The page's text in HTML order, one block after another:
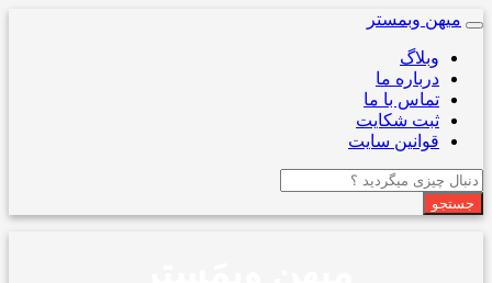
Toggle
navigation
میهن وبمستر
وبلاگ
درباره ما
تماس با ما
ثبت شکایت
قوانین سایت
جستجو